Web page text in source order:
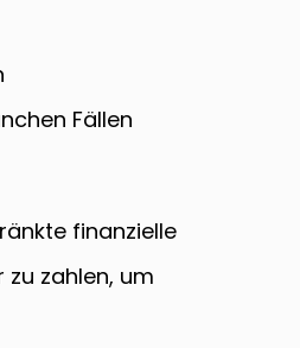
Fällen
finanzielle
zahlen, um